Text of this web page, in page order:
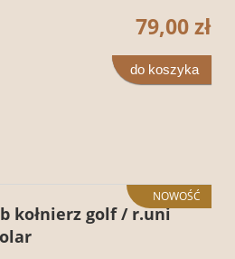
79,00 zł
do koszyka
kołnierz golf / r.uni
NOWOŚĆ